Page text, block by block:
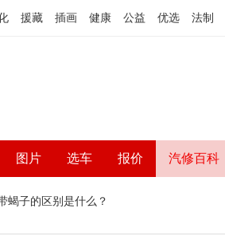
援藏 插画 健康 公益 优选 法制
图片 选车 报价 汽修百科
蝎子的区别是什么？